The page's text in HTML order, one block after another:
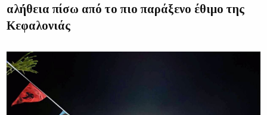
αλήθεια πίσω από το πιο παράξενο έθιμο της
Κεφαλονιάς